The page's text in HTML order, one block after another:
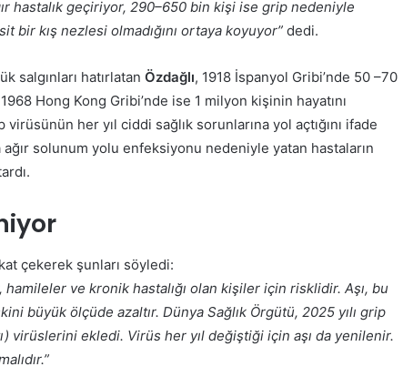
hastalık geçiriyor, 290–650 bin kişi ise grip nedeniyle
bir kış nezlesi olmadığını ortaya koyuyor” dedi.
salgınları hatırlatan Özdağlı, 1918 İspanyol Gribi’nde 50 –70
Hong Kong Gribi’nde ise 1 milyon kişinin hayatını
her yıl ciddi sağlık sorunlarına yol açtığını ifade
solunum yolu enfeksiyonu nedeniyle yatan hastaların
çekerek şunları söyledi:
ve kronik hastalığı olan kişiler için risklidir. Aşı, bu
büyük ölçüde azaltır. Dünya Sağlık Örgütü, 2025 yılı grip
virüslerini ekledi. Virüs her yıl değiştiği için aşı da yenilenir.